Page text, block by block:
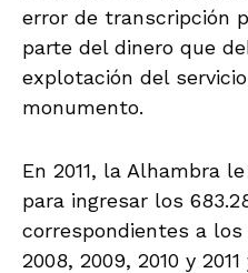
error de transcripción
parte del dinero que
explotación del
monumento.
En 2011, la Alhambra
para ingresar los
correspondientes a los
2008, 2009, 2010 y